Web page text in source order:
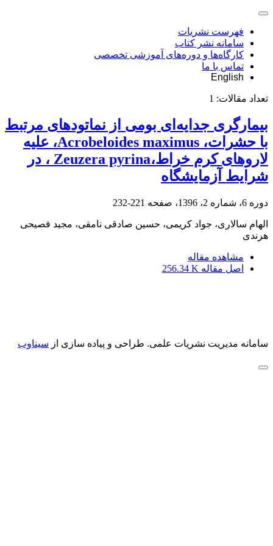
فهرست نشریات
سامانه نشر کتاب
کارگاه‌ها و دوره‌های آموزشی تخصصی
تماس با ما
English
تعداد مقالات: 1
بیمارگری جدایه‌ای بومی از نماتود‌های مرتبط
با حشرات، Acrobeloides maximus، علیه
لارو‌های کرم خراط،Zeuzera pyrina ، در
شرایط آزمایشگاه
دوره 6، شماره 2، 1396، صفحه 221-232
الهام سالاری، جواد کریمی، حسین صادقی نامقی، مجید فصیحی
هرندی
مشاهده مقاله
اصل مقاله 256.34 K
سامانه مدیریت نشریات علمی. طراحی و پیاده سازی از سیناوب